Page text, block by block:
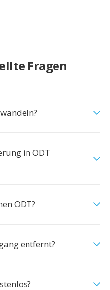
Fragen
in ODT
ODT?
entfernt?